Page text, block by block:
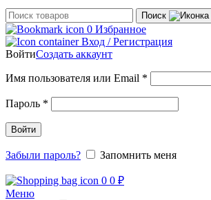
Поиск
0 Избранное
Вход / Регистрация
ВойтиСоздать аккаунт
Имя пользователя или Email *
Пароль *
Войти
Забыли пароль? Запомнить меня
0 0 ₽
Меню